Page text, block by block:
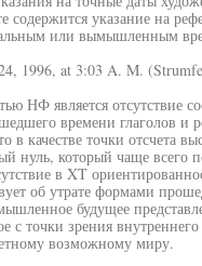
содержится указание на
или вымышленным
1996, at 3:03 A. M.
НФ является отсутствие
времени глаголов и
качестве точки отсчета
нуль, который чаще всего
в XT
об утрате формами
будущее
с точки зрения внутреннего
возможному миру.